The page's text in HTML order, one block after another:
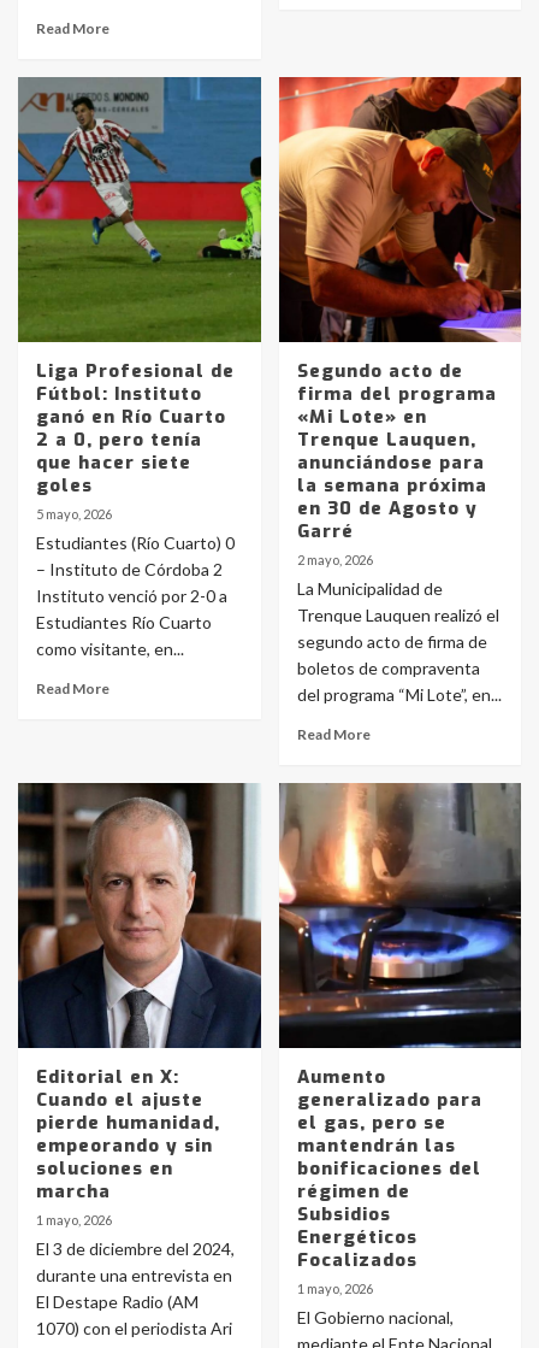
Read More
Liga Profesional de
Fútbol: Instituto
ganó en Río Cuarto
2 a 0, pero tenía
que hacer siete
goles
5 mayo, 2026
Estudiantes (Río Cuarto) 0
– Instituto de Córdoba 2
Instituto venció por 2-0 a
Estudiantes Río Cuarto
como visitante, en...
Read More
Segundo acto de
firma del programa
«Mi Lote» en
Trenque Lauquen,
anunciándose para
la semana próxima
en 30 de Agosto y
Garré
2 mayo, 2026
La Municipalidad de
Trenque Lauquen realizó el
segundo acto de firma de
boletos de compraventa
del programa “Mi Lote”, en...
Read More
Editorial en X:
Cuando el ajuste
pierde humanidad,
empeorando y sin
soluciones en
marcha
1 mayo, 2026
El 3 de diciembre del 2024,
durante una entrevista en
El Destape Radio (AM
1070) con el periodista Ari
Aumento
generalizado para
el gas, pero se
mantendrán las
bonificaciones del
régimen de
Subsidios
Energéticos
Focalizados
1 mayo, 2026
El Gobierno nacional,
mediante el Ente Nacional